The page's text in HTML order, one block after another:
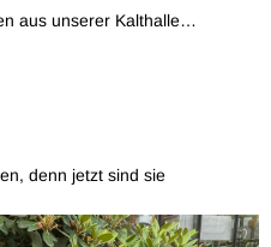
aus unserer Kalthalle…
denn jetzt sind sie